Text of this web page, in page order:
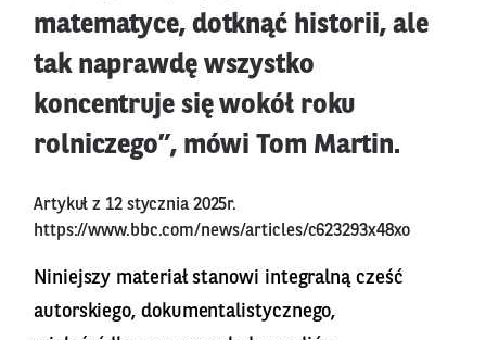
matematyce, dotknąć historii, ale
tak naprawdę wszystko
koncentruje się wokół roku
rolniczego”, mówi Tom Martin.
Artykuł z 12 stycznia 2025r.
https://www.bbc.com/news/articles/c623293x48xo
Niniejszy materiał stanowi integralną cześć
autorskiego, dokumentalistycznego,